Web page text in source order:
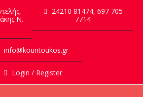
Ν.
24210 81474, 697 705
7714
info@kountoukos.gr
Login / Register